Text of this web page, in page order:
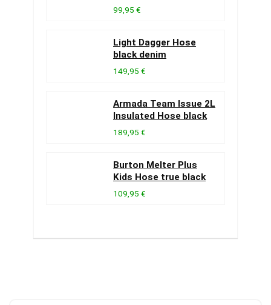
99,95 €
Light Dagger Hose
black denim
149,95 €
Armada Team Issue 2L
Insulated Hose black
189,95 €
Burton Melter Plus
Kids Hose true black
109,95 €